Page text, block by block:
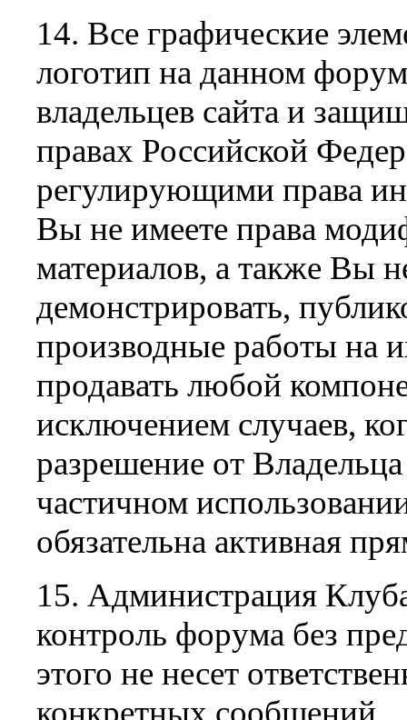
14. Все графические
логотип на данном
владельцев сайта и
правах Российской
регулирующими права
Вы не имеете права
материалов, а также Вы
демонстрировать,
производные работы на
продавать любой
исключением случаев,
разрешение от
частичном
обязательна активная
15. Администрация
контроль форума без
этого не несет